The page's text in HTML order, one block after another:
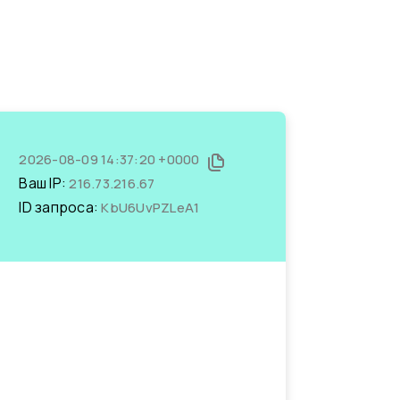
2026-08-09 14:37:20 +0000
Ваш IP:216.73.216.67
ID запроса:KbU6UvPZLeA1